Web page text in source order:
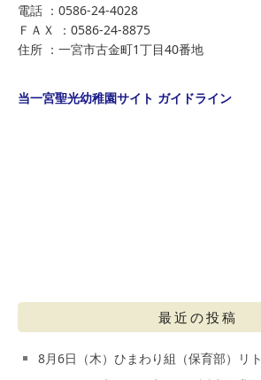
電話 ：0586-24-4028
ＦＡＸ ：0586-24-8875
住所 ：一宮市古金町1丁目40番地
当一宮聖光幼稚園サイト ガイドライン
最近の投稿
8月6日（木）ひまわり組（保育部）リ